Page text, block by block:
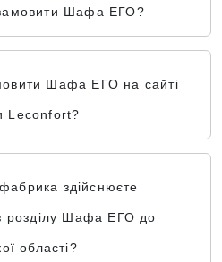
Шафа ЕГО?
Шафа ЕГО на сайті
Leconfort?
здійснюєте
розділу Шафа ЕГО до
області?